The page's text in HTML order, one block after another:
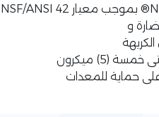
و
الكريهة
(5) ميكرون
حماية للمعدات